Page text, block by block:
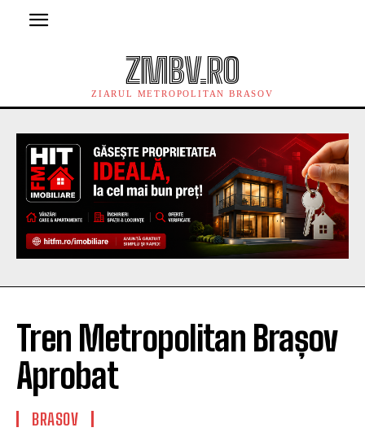
ZMBV.RO
ZIARUL METROPOLITAN BRASOV
Tren Metropolitan Brașov
Aprobat
BRASOV